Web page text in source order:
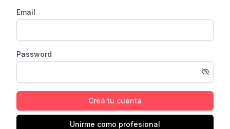
Email
Password
Creá tu cuenta
Unirme como profesional